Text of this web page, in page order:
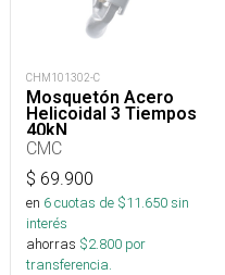
CHM101302-C
Mosquetón Acero
Helicoidal 3 Tiempos
40kN
CMC
$ 69.900
en 6cuotas de $11.650sin
interés
ahorras $2.800 por
transferencia.